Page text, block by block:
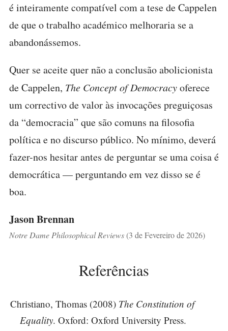
é inteiramente compatível com a tese de Cappelen
de que o trabalho académico melhoraria se a
abandonássemos.
Quer se aceite quer não a conclusão abolicionista
de Cappelen, The Concept of Democracyoferece
um correctivo de valor às invocações preguiçosas
da “democracia” que são comuns na filosofia
política e no discurso público. No mínimo, deverá
fazer-nos hesitar antes de perguntar se uma coisa é
democrática — perguntando em vez disso se é
boa.
Jason Brennan
Notre Dame Philosophical Reviews(3 de Fevereiro de 2026)
Referências
Christiano, Thomas (2008) The Constitution of
Equality. Oxford: Oxford University Press.